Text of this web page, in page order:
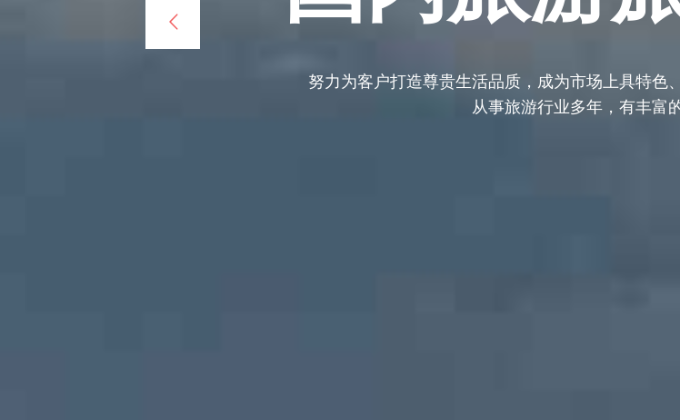
努力为客户打造尊贵生活品质，成为市场上具特色
从事旅游行业多年，有丰富